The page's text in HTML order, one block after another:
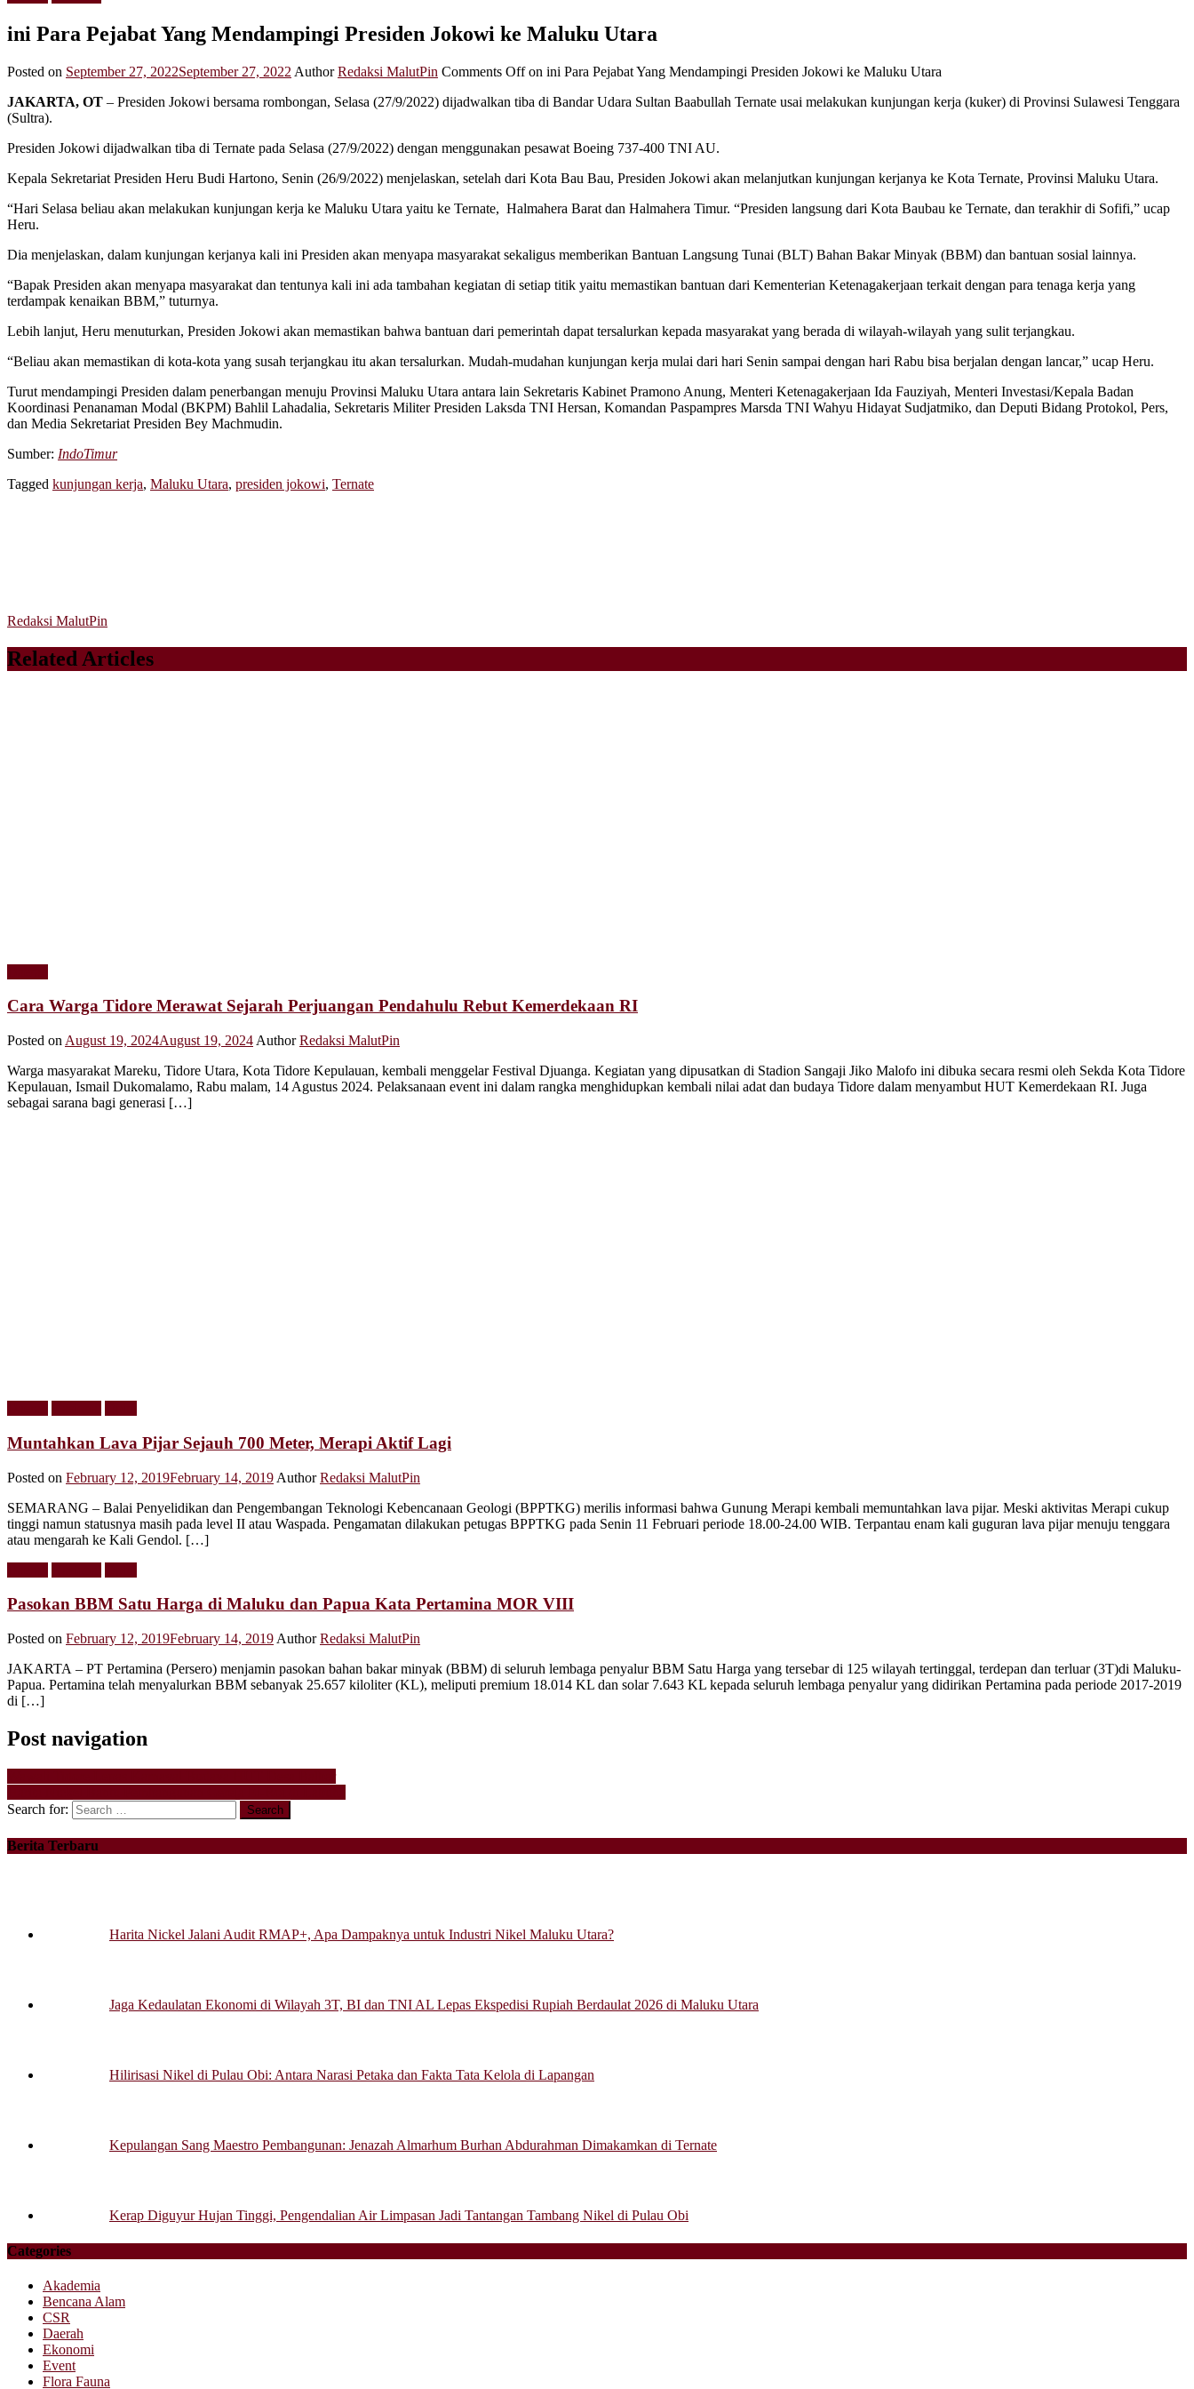
ini Para Pejabat Yang Mendampingi Presiden Jokowi ke Maluku Utara
Posted on September 27, 2022September 27, 2022 Author Redaksi MalutPin Comments Offon ini Para Pejabat Yang Mendampingi Presiden Jokowi ke Maluku Utara
JAKARTA, OT – Presiden Jokowi bersama rombongan, Selasa (27/9/2022) dijadwalkan tiba di Bandar Udara Sultan Baabullah Ternate usai melakukan kunjungan kerja (kuker) di Provinsi Sulawesi Tenggara
(Sultra).
Presiden Jokowi dijadwalkan tiba di Ternate pada Selasa (27/9/2022) dengan menggunakan pesawat Boeing 737-400 TNI AU.
Kepala Sekretariat Presiden Heru Budi Hartono, Senin (26/9/2022) menjelaskan, setelah dari Kota Bau Bau, Presiden Jokowi akan melanjutkan kunjungan kerjanya ke Kota Ternate, Provinsi Maluku Utara.
“Hari Selasa beliau akan melakukan kunjungan kerja ke Maluku Utara yaitu ke Ternate, Halmahera Barat dan Halmahera Timur. “Presiden langsung dari Kota Baubau ke Ternate, dan terakhir di Sofifi,” ucap
Heru.
Dia menjelaskan, dalam kunjungan kerjanya kali ini Presiden akan menyapa masyarakat sekaligus memberikan Bantuan Langsung Tunai (BLT) Bahan Bakar Minyak (BBM) dan bantuan sosial lainnya.
“Bapak Presiden akan menyapa masyarakat dan tentunya kali ini ada tambahan kegiatan di setiap titik yaitu memastikan bantuan dari Kementerian Ketenagakerjaan terkait dengan para tenaga kerja yang
terdampak kenaikan BBM,” tuturnya.
Lebih lanjut, Heru menuturkan, Presiden Jokowi akan memastikan bahwa bantuan dari pemerintah dapat tersalurkan kepada masyarakat yang berada di wilayah-wilayah yang sulit terjangkau.
“Beliau akan memastikan di kota-kota yang susah terjangkau itu akan tersalurkan. Mudah-mudahan kunjungan kerja mulai dari hari Senin sampai dengan hari Rabu bisa berjalan dengan lancar,” ucap Heru.
Turut mendampingi Presiden dalam penerbangan menuju Provinsi Maluku Utara antara lain Sekretaris Kabinet Pramono Anung, Menteri Ketenagakerjaan Ida Fauziyah, Menteri Investasi/Kepala Badan
Koordinasi Penanaman Modal (BKPM) Bahlil Lahadalia, Sekretaris Militer Presiden Laksda TNI Hersan, Komandan Paspampres Marsda TNI Wahyu Hidayat Sudjatmiko, dan Deputi Bidang Protokol, Pers,
dan Media Sekretariat Presiden Bey Machmudin.
Sumber: IndoTimur
Tagged kunjungan kerja, Maluku Utara, presiden jokowi, Ternate
Redaksi MalutPin
Related Articles
Cara Warga Tidore Merawat Sejarah Perjuangan Pendahulu Rebut Kemerdekaan RI
Posted on August 19, 2024August 19, 2024 Author Redaksi MalutPin
Warga masyarakat Mareku, Tidore Utara, Kota Tidore Kepulauan, kembali menggelar Festival Djuanga. Kegiatan yang dipusatkan di Stadion Sangaji Jiko Malofo ini dibuka secara resmi oleh Sekda Kota Tidore
Kepulauan, Ismail Dukomalamo, Rabu malam, 14 Agustus 2024. Pelaksanaan event ini dalam rangka menghidupkan kembali nilai adat dan budaya Tidore dalam menyambut HUT Kemerdekaan RI. Juga
sebagai sarana bagi generasi […]
Muntahkan Lava Pijar Sejauh 700 Meter, Merapi Aktif Lagi
Posted on February 12, 2019February 14, 2019 Author Redaksi MalutPin
SEMARANG – Balai Penyelidikan dan Pengembangan Teknologi Kebencanaan Geologi (BPPTKG) merilis informasi bahwa Gunung Merapi kembali memuntahkan lava pijar. Meski aktivitas Merapi cukup
tinggi namun statusnya masih pada level II atau Waspada. Pengamatan dilakukan petugas BPPTKG pada Senin 11 Februari periode 18.00-24.00 WIB. Terpantau enam kali guguran lava pijar menuju tenggara
atau mengarah ke Kali Gendol. […]
Pasokan BBM Satu Harga di Maluku dan Papua Kata Pertamina MOR VIII
Posted on February 12, 2019February 14, 2019 Author Redaksi MalutPin
JAKARTA – PT Pertamina (Persero) menjamin pasokan bahan bakar minyak (BBM) di seluruh lembaga penyalur BBM Satu Harga yang tersebar di 125 wilayah tertinggal, terdepan dan terluar (3T)di Maluku-
Papua. Pertamina telah menyalurkan BBM sebanyak 25.657 kiloliter (KL), meliputi premium 18.014 KL dan solar 7.643 KL kepada seluruh lembaga penyalur yang didirikan Pertamina pada periode 2017-2019
di […]
Post navigation
Search for:
Berita Terbaru
Harita Nickel Jalani Audit RMAP+, Apa Dampaknya untuk Industri Nikel Maluku Utara?
Jaga Kedaulatan Ekonomi di Wilayah 3T, BI dan TNI AL Lepas Ekspedisi Rupiah Berdaulat 2026 di Maluku Utara
Hilirisasi Nikel di Pulau Obi: Antara Narasi Petaka dan Fakta Tata Kelola di Lapangan
Kepulangan Sang Maestro Pembangunan: Jenazah Almarhum Burhan Abdurahman Dimakamkan di Ternate
Kerap Diguyur Hujan Tinggi, Pengendalian Air Limpasan Jadi Tantangan Tambang Nikel di Pulau Obi
Categories
Akademia
Bencana Alam
CSR
Daerah
Ekonomi
Event
Flora Fauna